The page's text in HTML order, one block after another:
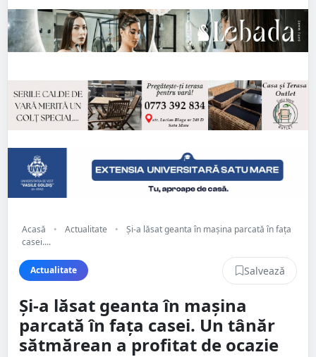
Acasă • Actualitate •
Și-a lăsat geanta în mașina parcată în fața
casei....
Actualitate Salvează
Și-a lăsat geanta în mașina
parcată în fața casei. Un tânăr
sătmărean a profitat de ocazie